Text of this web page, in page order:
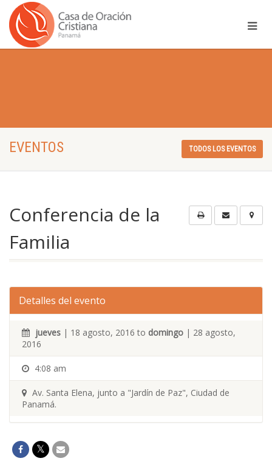
EVENTOS TODOS LOS EVENTOS
Conferencia de la
Familia
Detalles del evento
jueves | 18 agosto, 2016 to domingo | 28 agosto,
2016
4:08 am
Av. Santa Elena, junto a "Jardín de Paz", Ciudad de
Panamá.